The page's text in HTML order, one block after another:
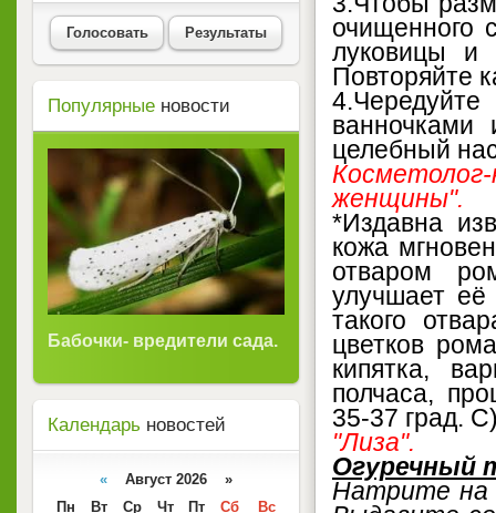
очищенного
луковицы и
Повторяйте
ванночками
целебный
женщины".
*Издавна
кожа
отваром
улучшает её
такого
цветков
кипятка,
полчаса,
35-37 град.
"Лиза".
Огуречный
Натрите на
Голосовать Результаты
Популярные новости
Бабочки- вредители сада.
Календарь новостей
« Август 2026 »
Пн
Вт Ср Чт Пт Сб
Вс